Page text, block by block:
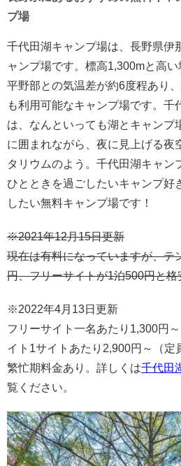
プ場
千代田湖キャンプ場は、長野県伊
ャンプ場です。標高1,300mと高い
平野部との気温差が約6度程あり
も利用可能なキャンプ場です。千
は、なんといっても湖とキャンプ
に囲まれながら、夜に見上げる夜
タリウムのよう。千代田湖キャン
ひとときを過ごしたいキャンプ好
したい無料キャンプ場です！
※2021年12月15日更新
現在は有料になっていますが、テ
円、フリーサイトが1泊500円と格
※2022年4月13日更新
フリーサイト一名あたり1,300円
イト1サイトあたり2,900円～（定
繁忙期料金あり。詳しくは千代田
覧ください。